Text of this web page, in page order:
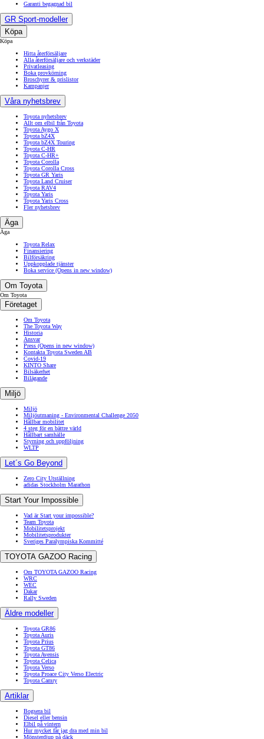
Garanti begagnad bil
GR Sport-modeller
Köpa
Köpa
Hitta återförsäljare
Alla återförsäljare och verkstäder
Privatleasing
Boka provkörning
Broschyrer & prislistor
Kampanjer
Våra nyhetsbrev
Toyota nyhetsbrev
Allt om elbil från Toyota
Toyota Aygo X
Toyota bZ4X
Toyota bZ4X Touring
Toyota C-HR
Toyota C-HR+
Toyota Corolla
Toyota Corolla Cross
Toyota GR Yaris
Toyota Land Cruiser
Toyota RAV4
Toyota Yaris
Toyota Yaris Cross
Fler nyhetsbrev
Äga
Äga
Toyota Relax
Finansiering
Bilförsäkring
Uppkopplade tjänster
Boka service (Opens in new window)
Om Toyota
Om Toyota
Företaget
Om Toyota
The Toyota Way
Historia
Ansvar
Press (Opens in new window)
Kontakta Toyota Sweden AB
Covid-19
KINTO Share
Bilsäkerhet
Bilägande
Miljö
Miljö
Miljöutmaning - Environmental Challenge 2050
Hållbar mobilitet
4 steg för en bättre värld
Hållbart samhälle
Styrning och uppföljning
WLTP
Let´s Go Beyond
Zero City Utställning
adidas Stockholm Marathon
Start Your Impossible
Vad är Start your impossible?
Team Toyota
Mobilitetsprojekt
Mobilitetsprodukter
Sveriges Paralympiska Kommitté
TOYOTA GAZOO Racing
Om TOYOTA GAZOO Racing
WRC
WEC
Dakar
Rally Sweden
Äldre modeller
Toyota GR86
Toyota Auris
Toyota Prius
Toyota GT86
Toyota Avensis
Toyota Celica
Toyota Verso
Toyota Proace City Verso Electric
Toyota Camry
Artiklar
Bogsera bil
Diesel eller bensin
Elbil på vintern
Hur mycket får jag dra med min bil
Mönsterdjup på däck